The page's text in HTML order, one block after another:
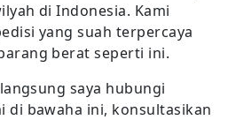
di Indonesia. Kami
yang suah terpercaya
berat seperti ini.
saya hubungi
di bawaha ini, konsultasikan